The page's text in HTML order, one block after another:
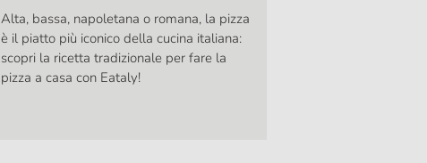
Alta, bassa, napoletana o romana, la pizza
è il piatto più iconico della cucina italiana:
scopri la ricetta tradizionale per fare la
pizza a casa con Eataly!